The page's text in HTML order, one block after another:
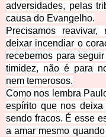
adversidades, pelas
causa do Evangelho.
Precisamos reavivar,
deixar incendiar o
recebemos para
timidez, não é para
nem temerosos.
Como nos lembra
espírito que nos
sendo fracos. É esse
a amar mesmo